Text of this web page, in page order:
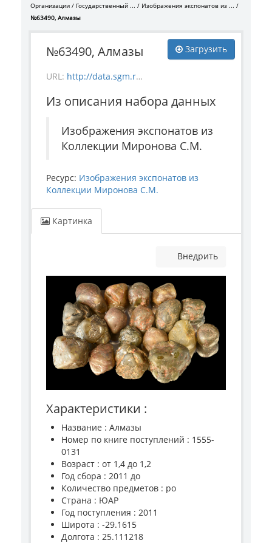
Организации Государственный ...
Изображения экспонатов из ...
№63490, Алмазы
Загрузить
№63490, Алмазы
URL: http://data.sgm.ru/dataset/142e796a-f892-44db-b797-21e7db2cd5ea/resource/0448967c-4e82-4eb2-847f-90d958e7345f/download/mineral_63490.jpg
Из описания набора данных
Изображения экспонатов из
Коллекции Миронова С.М.
Ресурс: Изображения экспонатов из
Коллекции Миронова С.М.
Картинка
Внедрить
Характеристики :
Название : Алмазы
Номер по книге поступлений : 1555-
0131
Возраст : от 1,4 до 1,2
Год сбора : 2011 до
Количество предметов : ро
Страна : ЮАР
Год поступления : 2011
Широта : -29.1615
Долгота : 25.111218